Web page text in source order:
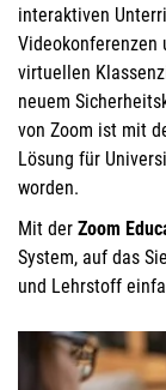
interaktiven
Videokonferenzen
virtuellen
neuem
von Zoom ist mit
Lösung für
worden.
Mit der Zoom
System, auf das
und Lehrstoff